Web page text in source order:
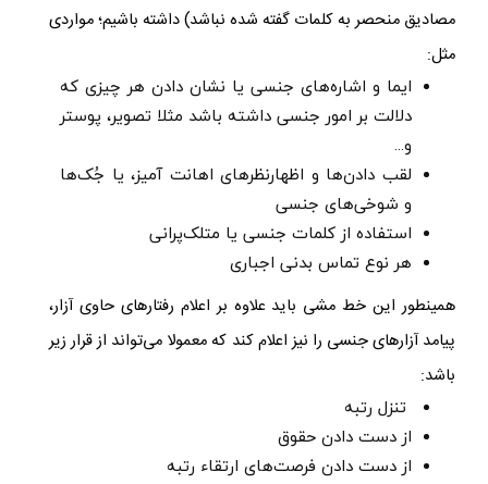
مصادیق منحصر به کلمات گفته شده نباشد) داشته باشیم؛ مواردی
مثل:
ایما و اشاره‌های جنسی یا نشان دادن هر چیزی که
دلالت بر امور جنسی داشته باشد مثلا تصویر، پوستر
و...
لقب دادن‌ها و اظهارنظرهای اهانت آمیز، یا جُک‌ها
و شوخی‌های جنسی
استفاده از کلمات جنسی یا متلک‌پرانی
هر نوع تماس بدنی اجباری
همینطور این خط مشی باید علاوه بر اعلام رفتارهای حاوی آزار،
پیامد آزارهای جنسی را نیز اعلام کند که معمولا می‌تواند از قرار زیر
باشد:
تنزل رتبه
از دست دادن حقوق
از دست دادن فرصت‌های ارتقاء رتبه